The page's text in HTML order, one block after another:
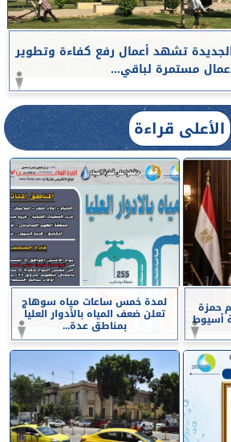
تشهد أعمال رفع كفاءة وتطوير
مستمرة لباقي...
الأعلى قراءة
حمزة
أسيوط
لمدة خمس ساعات مياه سوهاج
تعلن ضعف المياه بالأدوار العليا
بمناطق عدة...